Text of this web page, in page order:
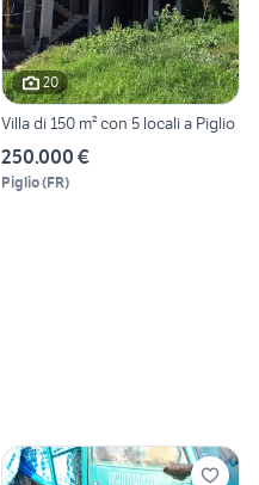
20
Villa di 150 m² con 5 locali a Piglio
250.000 €
Piglio(FR)